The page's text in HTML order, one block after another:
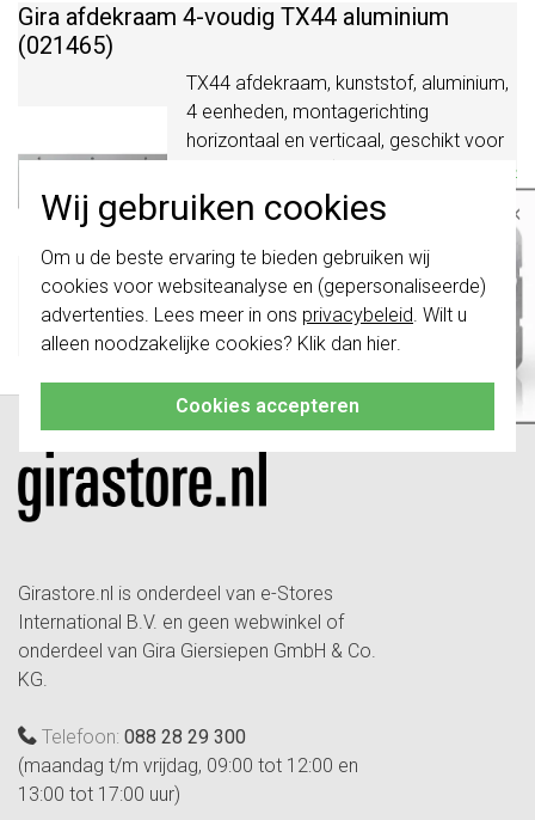
Wij gebruiken cookies
Om u de beste ervaring te bieden gebruiken wij
cookies voor websiteanalyse en (gepersonaliseerde)
advertenties. Lees meer in ons privacybeleid. Wilt u
alleen noodzakelijke cookies? Klik dan hier.
Cookies accepteren
Gira afdekraam 4-voudig TX44 aluminium
(021465)
TX44 afdekraam, kunststof, aluminium,
4 eenheden, montagerichting
horizontaal en verticaal, geschikt voor
Meer informatie »
Verwachte levertijd:
Huidige voorraad:
0 stuk(s)
64,95 + Bestel
Girastore.nl is onderdeel van e-Stores
International B.V. en geen webwinkel of
onderdeel van Gira Giersiepen GmbH & Co.
KG.
Telefoon: 088 28 29 300
(maandag t/m vrijdag, 09:00 tot 12:00 en
13:00 tot 17:00 uur)
×
schakelwippen zijn vernieuwd. Ze zijn
niette combineren met de schakelaars
van vóór augustus 2024.
Klik hiervoor meer informatie, zodat je